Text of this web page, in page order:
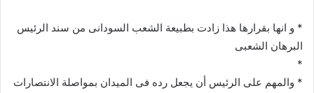
* و انها بقرارها هذا زادت بطبيعة الشعب السودانى من سند الرئيس
البرهان الشعبى
*
* والمهم على الرئيس أن يجعل رده فى الميدان بمواصلة الانتصارات